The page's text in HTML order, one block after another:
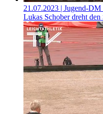
21.07.2023 | Jugend-
Lukas Schober dreht den